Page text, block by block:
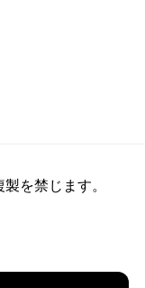
を禁じます。